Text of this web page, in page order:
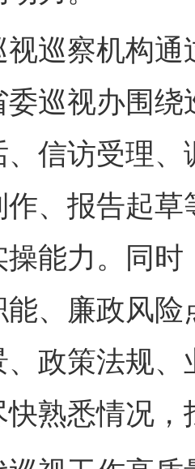
察机构通
委巡视办围
、信访受理
作、报告起
操能力。同
能、廉政风
政策法规
快熟悉情况